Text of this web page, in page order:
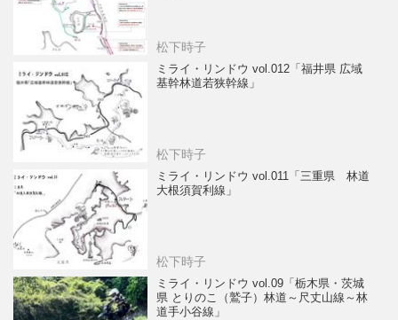
松下時子
ミライ・リンドウ vol.012「福井県 広域
基幹林道若狭幹線」
松下時子
ミライ・リンドウ vol.011「三重県 林道
大根須賀利線」
松下時子
ミライ・リンドウ vol.09「栃木県・茨城
県 とりのこ（鷲子）林道～尺丈山線～林
道手小谷線」